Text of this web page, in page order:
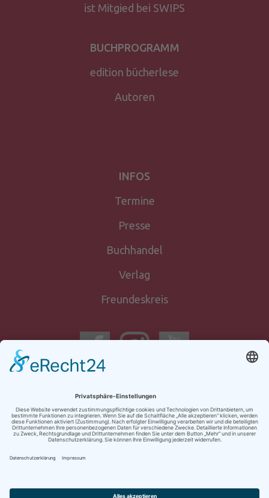
ist Mitgied bei SWIPS
BUCHPROGRAMM
edition bücherlese
Autoren
INFOS
Termine
Presse
Buchhandel
Verlag
Freundeskreis
anmeldung
Kontakt
Impressum
Datenschutz